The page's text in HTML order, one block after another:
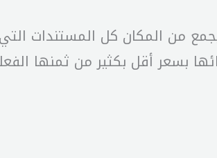
بمهمة أخرى. فمنذ الصباح، راح هذا المحامي البالغ 51 عاماً يجمع من
بسعر أقل بكثير من ثمنها